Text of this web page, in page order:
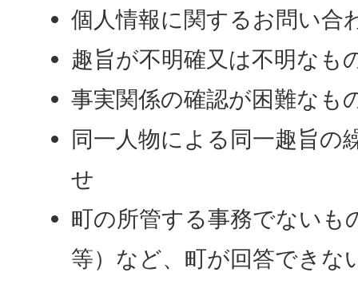
個人情報に関するお問い合
趣旨が不明確又は不明なも
事実関係の確認が困難なも
同一人物による同一趣旨の
せ
町の所管する事務でないも
等）など、町が回答できな